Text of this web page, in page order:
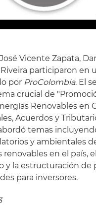
Vicente Zapata,
participaron en
por ProColombia. El
crucial de
Renovables en
Acuerdos y
temas
y ambientales
renovables en el país, el
y la estructuración de
para inversores.